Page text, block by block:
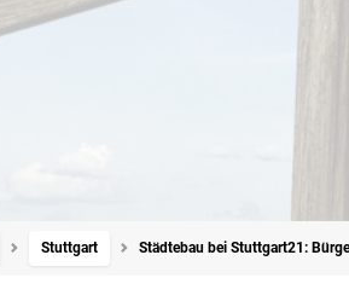
Stuttgart Städtebau bei Stuttgart21: